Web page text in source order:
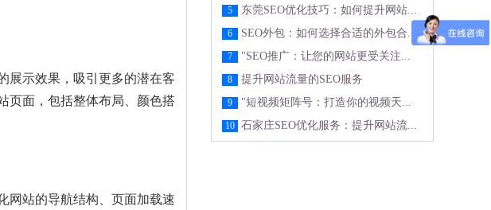
展示效果，吸引更多的潜在客
页面，包括整体布局、颜色搭
网站的导航结构、页面加载速
5 东莞SEO优化技巧：如何提升网站...
6 SEO外包：如何选择合适的外包合...
7 "SEO推广：让您的网站更受关注...
8 提升网站流量的SEO服务
9 "短视频矩阵号：打造你的视频天...
10 石家庄SEO优化服务：提升网站流...